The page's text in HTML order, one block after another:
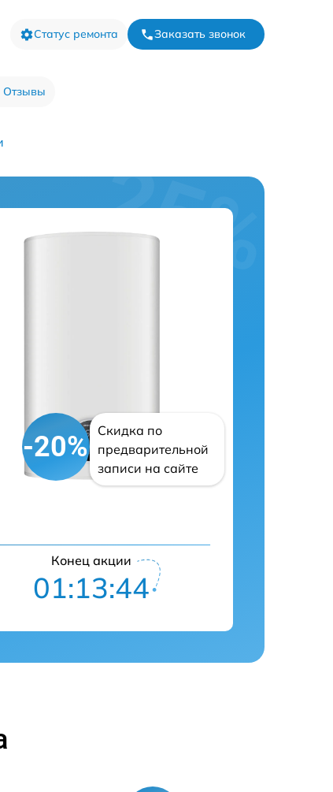
Статус ремонта Заказать звонок
Отзывы
-20%
Скидка по
предварительной
записи на сайте
Конец акции
01:13:43